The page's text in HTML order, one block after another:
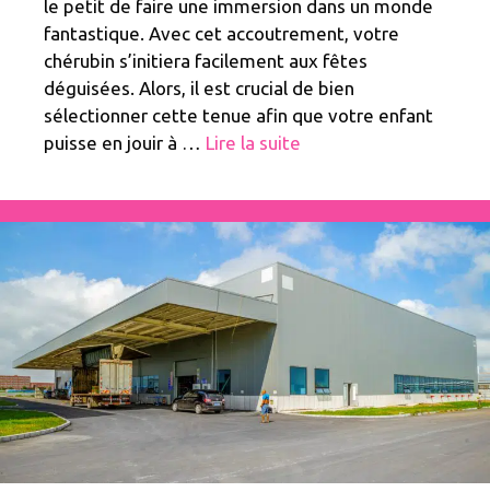
le petit de faire une immersion dans un monde
fantastique. Avec cet accoutrement, votre
chérubin s’initiera facilement aux fêtes
déguisées. Alors, il est crucial de bien
sélectionner cette tenue afin que votre enfant
puisse en jouir à … Lire la suite